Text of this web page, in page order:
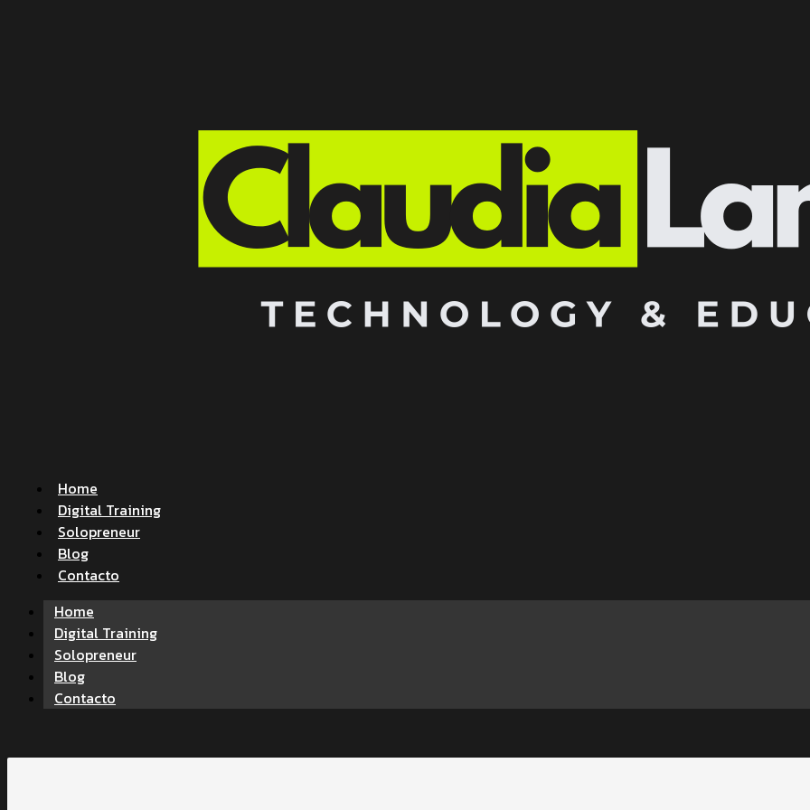
Home
Digital Training
Solopreneur
Blog
Contacto
Home
Digital Training
Solopreneur
Blog
Contacto